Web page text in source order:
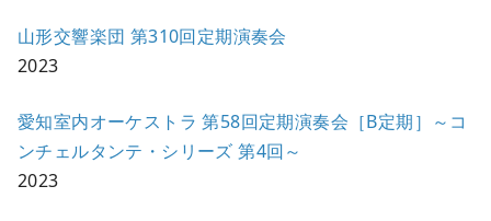
山形交響楽団 第310回定期演奏会
2023
愛知室内オーケストラ 第58回定期演奏会［B定期］～コ
ンチェルタンテ・シリーズ 第4回～
2023